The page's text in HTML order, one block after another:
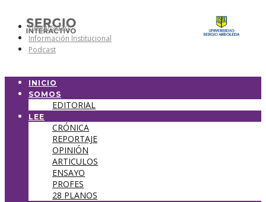
Universidad
Información Institucional
Podcast
INICIO
SOMOS
EDITORIAL
LEE
CRÓNICA
REPORTAJE
OPINIÓN
ARTICULOS
ENSAYO
PROFES
28 PLANOS